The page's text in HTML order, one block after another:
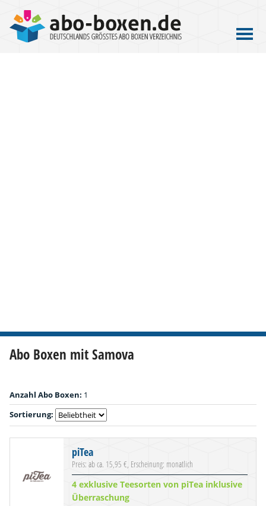
Abo Boxen mit Samova
Anzahl Abo Boxen: 1
Sortierung:
piTea
Preis: ab ca. 15,95 €, Erscheinung: monatlich
4 exklusive Teesorten von piTea inklusive
Überraschung